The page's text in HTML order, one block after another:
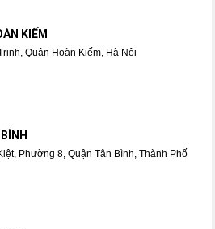
KIẾM
Quận Hoàn Kiếm, Hà Nội
Phường 8, Quận Tân Bình, Thành Phố